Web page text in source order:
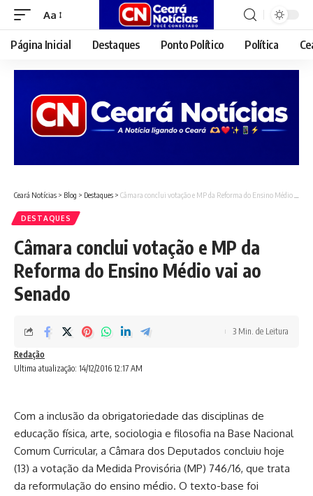
Font
Resizer
Aa
Página Inicial Destaques Ponto Político Política
Ceará Notícias > Blog > Destaques > Câmara conclui votação e MP da Reforma do Ensino Médio vai ao Senado
DESTAQUES
Câmara conclui votação e MP da
Reforma do Ensino Médio vai ao
Senado
Ultima atualização: 14/12/2016 12:17 AM
Redação
3 Min. de Leitura
Com a inclusão da obrigatoriedade das disciplinas de
educação física, arte, sociologia e filosofia na Base Nacional
Comum Curricular, a Câmara dos Deputados concluiu hoje
(13) a votação da Medida Provisória (MP) 746/16, que trata
da reformulação do ensino médio. O texto-base foi